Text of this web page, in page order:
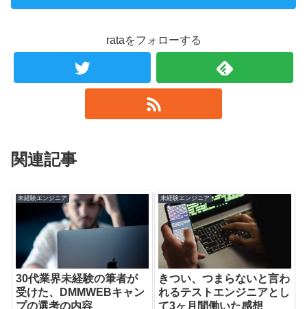
rataをフォローする
関連記事
未経験エンジニア
30代業界未経験の筆者が
受けた、DMMWEBキャン
プの選考の内容
未経験エンジニア
きつい、つまらないと言わ
れるテストエンジニアとし
て3ヶ月間働いた感想